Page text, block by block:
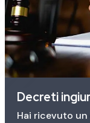
Decreti
Hai ricevuto